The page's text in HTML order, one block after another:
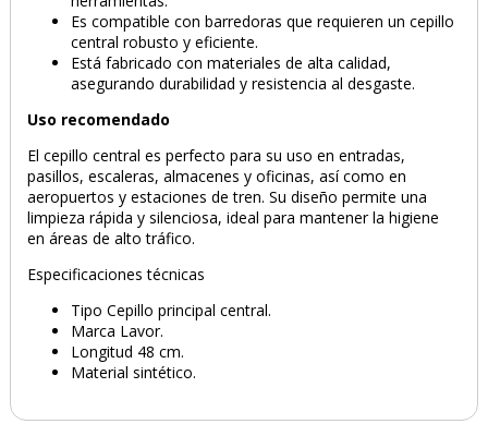
PRODUCTO AÑADIDO AL CARRITO
Es compatible con barredoras que requieren un cepillo
central robusto y eficiente.
Está fabricado con materiales de alta calidad,
asegurando durabilidad y resistencia al desgaste.
Uso recomendado
El cepillo central es perfecto para su uso en entradas,
pasillos, escaleras, almacenes y oficinas, así como en
aeropuertos y estaciones de tren. Su diseño permite una
limpieza rápida y silenciosa, ideal para mantener la higiene
en áreas de alto tráfico.
Especificaciones técnicas
Tipo Cepillo principal central.
Marca Lavor.
Longitud 48 cm.
Material sintético.